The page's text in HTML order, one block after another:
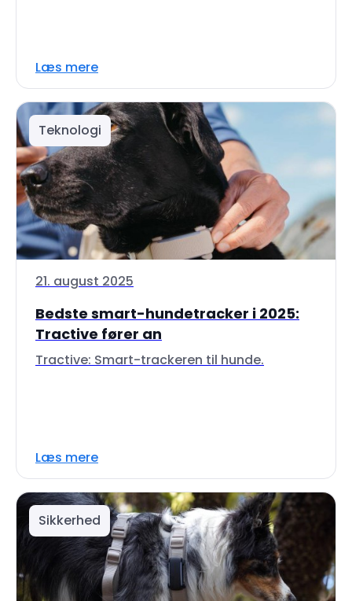
Læs mere
Teknologi
21. august 2025
Bedste smart-hundetracker i 2025:
Tractive fører an
Tractive: Smart-trackeren til hunde.
Læs mere
Sikkerhed